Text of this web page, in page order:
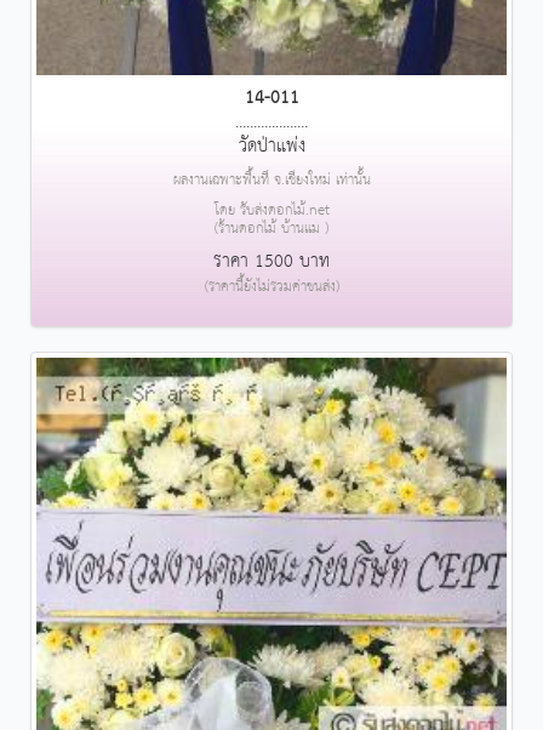
14-011
....................
วัดป่าแพ่ง
ผลงานเฉพาะพื้นที่ จ.เชียงใหม่ เท่านั้น
โดย รับส่งดอกไม้.net
(ร้านดอกไม้ บ้านแม )
ราคา 1500 บาท
(ราคานี้ยังไม่รวมค่าขนส่ง)